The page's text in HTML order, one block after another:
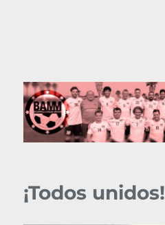
¡Todos unidos!